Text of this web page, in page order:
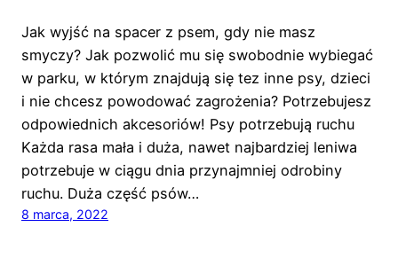
Jak wyjść na spacer z psem, gdy nie masz
smyczy? Jak pozwolić mu się swobodnie wybiegać
w parku, w którym znajdują się tez inne psy, dzieci
i nie chcesz powodować zagrożenia? Potrzebujesz
odpowiednich akcesoriów! Psy potrzebują ruchu
Każda rasa mała i duża, nawet najbardziej leniwa
potrzebuje w ciągu dnia przynajmniej odrobiny
ruchu. Duża część psów…
8 marca, 2022